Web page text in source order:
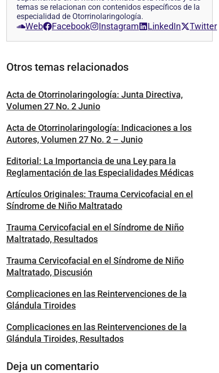
temas se relacionan con contenidos específicos de la
especialidad de Otorrinolaringología.
Web Facebook Instagram LinkedIn Twitter
Otros temas relacionados
Acta de Otorrinolaringología: Junta Directiva,
Volumen 27 No. 2 Junio
Acta de Otorrinolaringología: Indicaciones a los
Autores, Volumen 27 No. 2 – Junio
Editorial: La Importancia de una Ley para la
Reglamentación de las Especialidades Médicas
Artículos Originales: Trauma Cervicofacial en el
Síndrome de Niño Maltratado
Trauma Cervicofacial en el Síndrome de Niño
Maltratado, Resultados
Trauma Cervicofacial en el Síndrome de Niño
Maltratado, Discusión
Complicaciones en las Reintervenciones de la
Glándula Tiroides
Complicaciones en las Reintervenciones de la
Glándula Tiroides, Resultados
Deja un comentario